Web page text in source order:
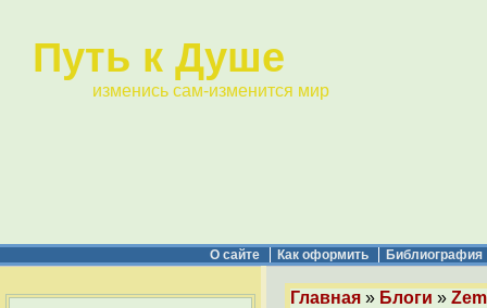
Путь к Душе
изменись сам-изменится мир
О сайте Как оформить Библиография
Главная » Блоги »